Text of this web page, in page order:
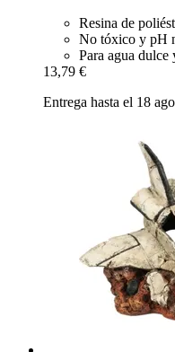
Resina de
No tóxico y pH
Para agua dulce
13,79 €
Entrega hasta el 18